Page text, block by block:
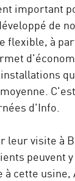
important
de
flexible, à
d'Info.
leur visite à
peuvent
cette